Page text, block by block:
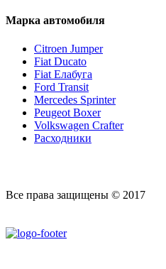
Марка автомобиля
Citroen Jumper
Fiat Ducato
Fiat Елабуга
Ford Transit
Mercedes Sprinter
Peugeot Boxer
Volkswagen Crafter
Расходники
Все права защищены © 2017